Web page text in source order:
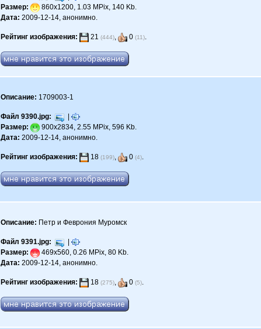
Размер:
860x1200, 1.03 MPix, 140 Kb.
Дата: 2009-12-14, анонимно.
Рейтинг изображения: 21(444), 0(11).
Описание: 1709003-1
Файл 9390.jpg:
|
Размер:
900x2834, 2.55 MPix, 596 Kb.
Дата: 2009-12-14, анонимно.
Рейтинг изображения: 18(199), 0(4).
Описание: Петр и Феврония Муромск
Файл 9391.jpg:
|
Размер:
469x560, 0.26 MPix, 80 Kb.
Дата: 2009-12-14, анонимно.
Рейтинг изображения: 18(275), 0(5).